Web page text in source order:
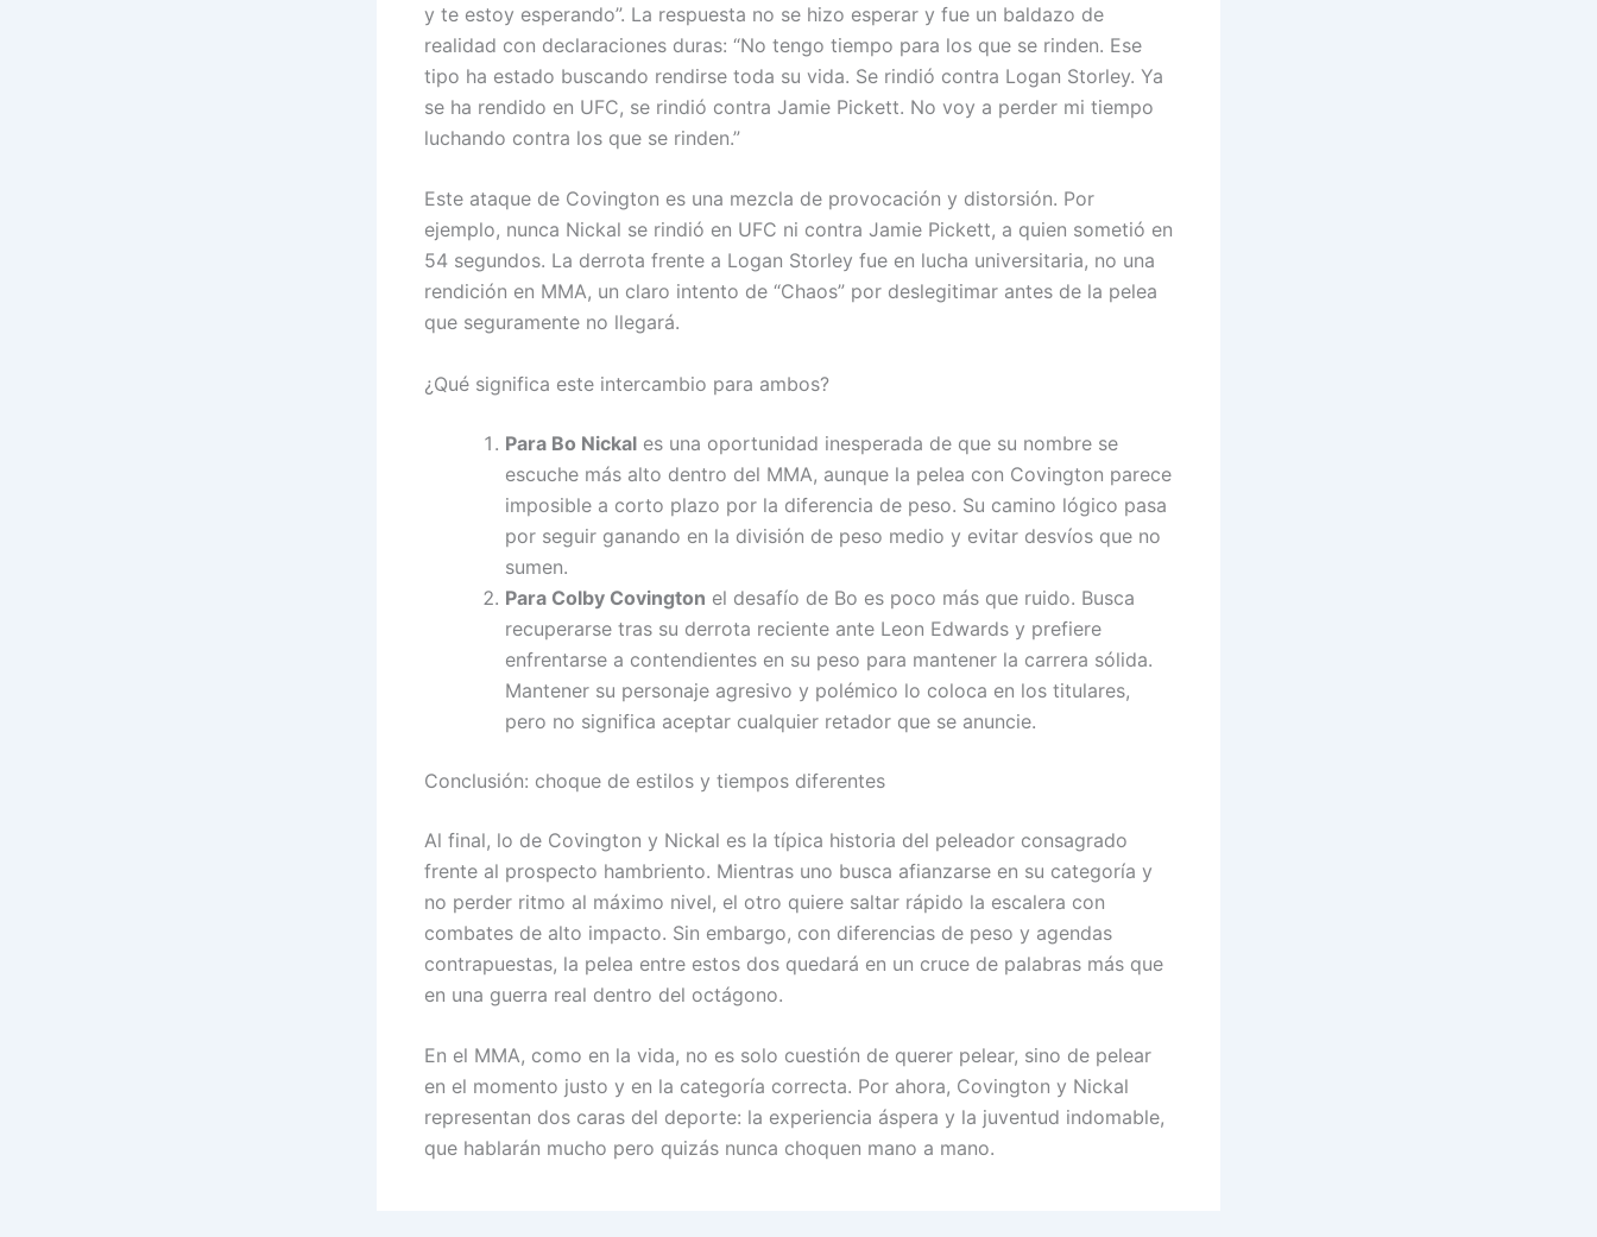
y te estoy esperando”. La respuesta no se hizo esperar y fue un baldazo de
realidad con declaraciones duras: “No tengo tiempo para los que se rinden. Ese
tipo ha estado buscando rendirse toda su vida. Se rindió contra Logan Storley. Ya
se ha rendido en UFC, se rindió contra Jamie Pickett. No voy a perder mi tiempo
luchando contra los que se rinden.”
Este ataque de Covington es una mezcla de provocación y distorsión. Por
ejemplo, nunca Nickal se rindió en UFC ni contra Jamie Pickett, a quien sometió en
54 segundos. La derrota frente a Logan Storley fue en lucha universitaria, no una
rendición en MMA, un claro intento de “Chaos” por deslegitimar antes de la pelea
que seguramente no llegará.
¿Qué significa este intercambio para ambos?
Para Bo Nickal es una oportunidad inesperada de que su nombre se
escuche más alto dentro del MMA, aunque la pelea con Covington parece
imposible a corto plazo por la diferencia de peso. Su camino lógico pasa
por seguir ganando en la división de peso medio y evitar desvíos que no
sumen.
Para Colby Covington el desafío de Bo es poco más que ruido. Busca
recuperarse tras su derrota reciente ante Leon Edwards y prefiere
enfrentarse a contendientes en su peso para mantener la carrera sólida.
Mantener su personaje agresivo y polémico lo coloca en los titulares,
pero no significa aceptar cualquier retador que se anuncie.
Conclusión: choque de estilos y tiempos diferentes
Al final, lo de Covington y Nickal es la típica historia del peleador consagrado
frente al prospecto hambriento. Mientras uno busca afianzarse en su categoría y
no perder ritmo al máximo nivel, el otro quiere saltar rápido la escalera con
combates de alto impacto. Sin embargo, con diferencias de peso y agendas
contrapuestas, la pelea entre estos dos quedará en un cruce de palabras más que
en una guerra real dentro del octágono.
En el MMA, como en la vida, no es solo cuestión de querer pelear, sino de pelear
en el momento justo y en la categoría correcta. Por ahora, Covington y Nickal
representan dos caras del deporte: la experiencia áspera y la juventud indomable,
que hablarán mucho pero quizás nunca choquen mano a mano.